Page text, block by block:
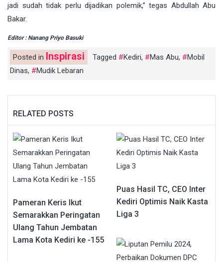
jadi sudah tidak perlu dijadikan polemik,” tegas Abdullah Abu
Bakar.
Editor : Nanang Priyo Basuki
Posted in Inspirasi Tagged Kediri, Mas Abu,
Mobil
Dinas, Mudik Lebaran
RELATED POSTS
Pameran Keris Ikut
Semarakkan Peringatan
Ulang Tahun Jembatan
Lama Kota Kediri ke -155
Puas Hasil TC, CEO Inter
Kediri Optimis Naik Kasta
Liga 3